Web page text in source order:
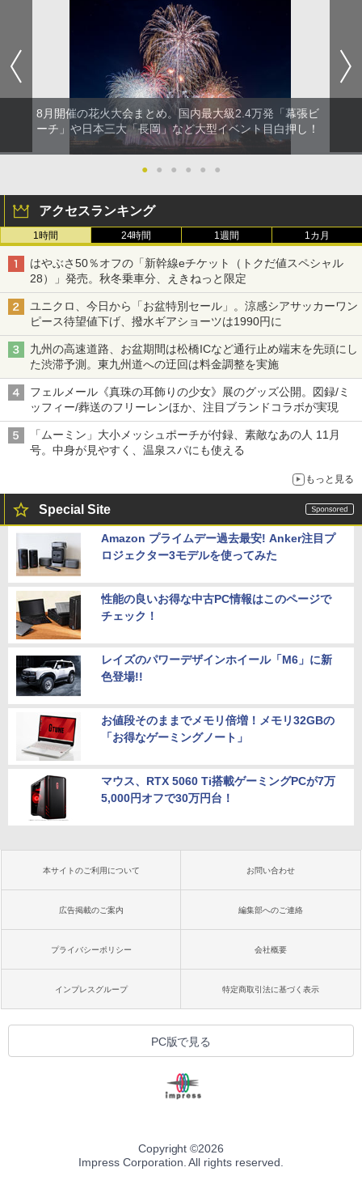
8月開催の花火大会まとめ。国内最大級2.4万発「幕張ビ
ーチ」や日本三大「長岡」など大型イベント目白押し！
● ● ● ● ● ●
アクセスランキング
1時間 24時間 1週間 1カ月
はやぶさ50％オフの「新幹線eチケット（トクだ値スペシャル
28）」発売。秋冬乗車分、えきねっと限定
ユニクロ、今日から「お盆特別セール」。涼感シアサッカーワン
ピース待望値下げ、撥水ギアショーツは1990円に
九州の高速道路、お盆期間は松橋ICなど通行止め端末を先頭にし
た渋滞予測。東九州道への迂回は料金調整を実施
フェルメール《真珠の耳飾りの少女》展のグッズ公開。図録/ミ
ッフィー/葬送のフリーレンほか、注目ブランドコラボが実現
「ムーミン」大小メッシュポーチが付録、素敵なあの人 11月
号。中身が見やすく、温泉スパにも使える
もっと見る
Special Site
Amazon プライムデー過去最安! Anker注目プ
ロジェクター3モデルを使ってみた
性能の良いお得な中古PC情報はこのページで
チェック！
レイズのパワーデザインホイール「M6」に新
色登場!!
お値段そのままでメモリ倍増！メモリ32GBの
「お得なゲーミングノート」
マウス、RTX 5060 Ti搭載ゲーミングPCが7万
5,000円オフで30万円台！
本サイトのご利用について お問い合わせ
広告掲載のご案内 編集部へのご連絡
プライバシーポリシー 会社概要
インプレスグループ 特定商取引法に基づく表示
PC版で見る
Copyright ©2026
Impress Corporation. All rights reserved.